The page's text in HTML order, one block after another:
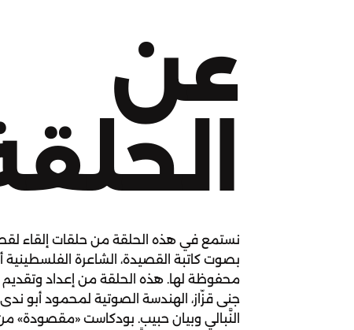
عن
نستمع في هذه الحلقة من حلقات إلقاء
بصوت كاتبة القصيدة، الشاعرة الفلسطينية
محفوظة لها. هذه الحلقة من إعداد وتقديم
جنى قزّاز، الهندسة الصوتية لمحمود أبو ندى،
النَّبالي وبيان حبيب. بودكاست «مقصودة»